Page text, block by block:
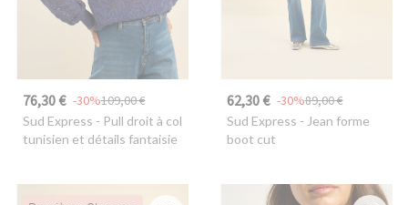
76,30 € 109,00 €
-30%
Sud Express - Pull droit à col
tunisien et détails fantaisie
62,30 € 89,00 €
-30%
Sud Express - Jean forme
boot cut